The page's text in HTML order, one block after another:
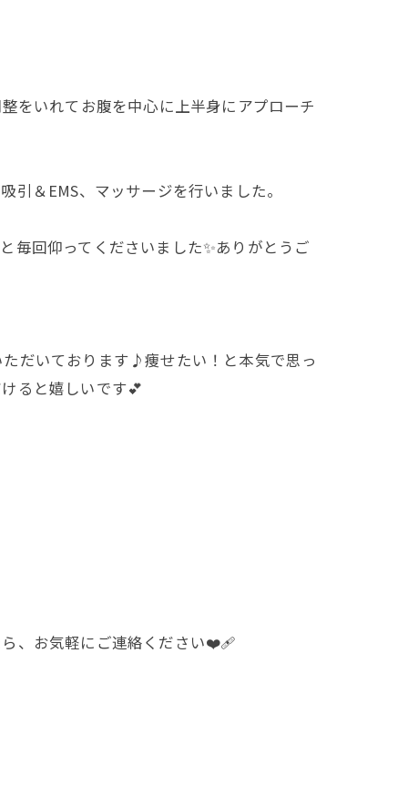
をいれてお腹を中心に上半身にアプローチ
＆EMS、マッサージを行いました。
毎回仰ってくださいました✨ありがとうご
だいております♪痩せたい！と本気で思っ
ると嬉しいです💕
、お気軽にご連絡ください❤️‍🩹